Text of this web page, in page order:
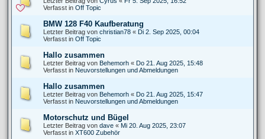
Verfasst in Off Topic
BMW 128 F40 Kaufberatung
Letzter Beitrag von christian78 « Di 2. Sep 2025, 00:04
Verfasst in Off Topic
Hallo zusammen
Letzter Beitrag von Behemorh « Do 21. Aug 2025, 15:48
Verfasst in Neuvorstellungen und Abmeldungen
Hallo zusammen
Letzter Beitrag von Behemorh « Do 21. Aug 2025, 15:47
Verfasst in Neuvorstellungen und Abmeldungen
Motorschutz und Bügel
Letzter Beitrag von dave « Mi 20. Aug 2025, 23:07
Verfasst in XT600 Zubehör